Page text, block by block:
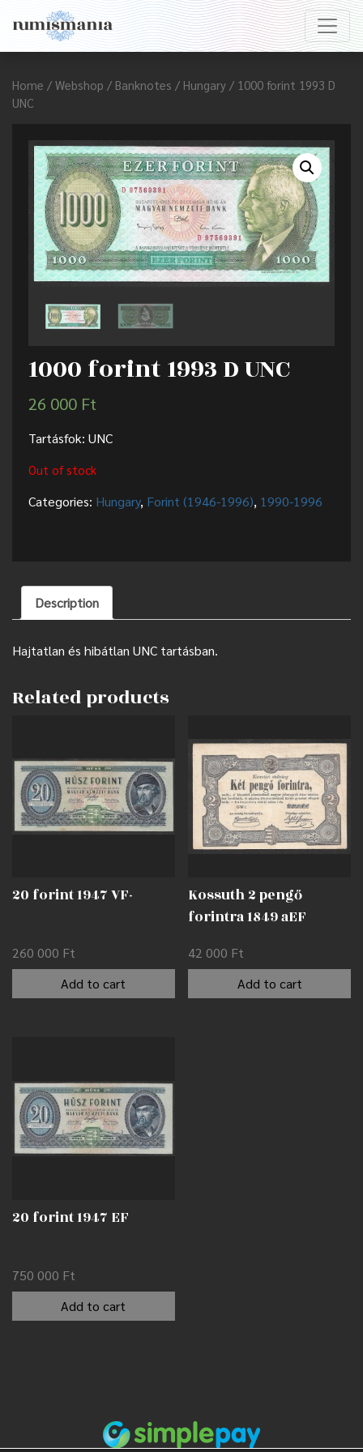
Home / Webshop / Banknotes / Hungary / 1000 forint 1993 D
UNC
1000 forint 1993 D UNC
26 000 Ft
Tartásfok: UNC
Out of stock
Categories: Hungary, Forint (1946-1996), 1990-1996
Description
Hajtatlan és hibátlan UNC tartásban.
Related products
20 forint 1947 VF-
260 000 Ft
Add to cart
Kossuth 2 pengő
forintra 1849 aEF
42 000 Ft
Add to cart
20 forint 1947 EF
750 000 Ft
Add to cart